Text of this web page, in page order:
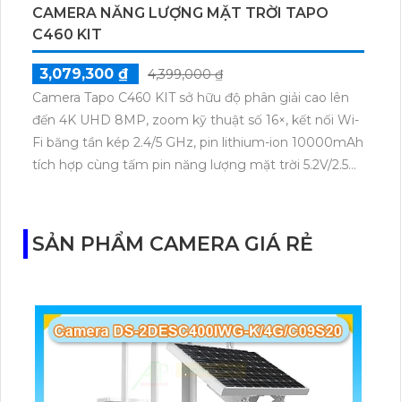
CAMERA NĂNG LƯỢNG MẶT TRỜI TAPO
C460 KIT
3,079,300 ₫
4,399,000 ₫
Camera Tapo C460 KIT sở hữu độ phân giải cao lên
đến 4K UHD 8MP, zoom kỹ thuật số 16×, kết nối Wi-
Fi băng tần kép 2.4/5 GHz, pin lithium-ion 10000mAh
tích hợp cùng tấm pin năng lượng mặt trời 5.2V/2.5W.
SẢN PHẨM CAMERA GIÁ RẺ